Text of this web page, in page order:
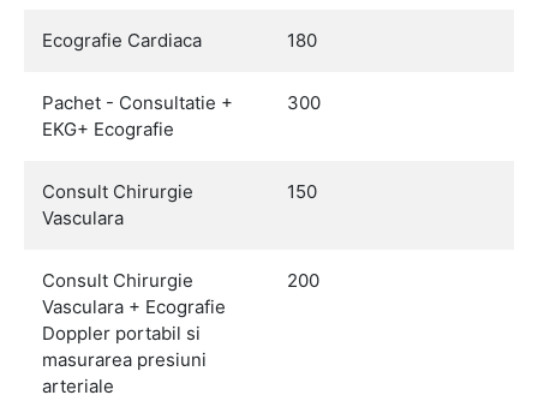
Ecografie Cardiaca 180
Pachet - Consultatie +
EKG+ Ecografie
300
Consult Chirurgie
Vasculara
150
Consult Chirurgie
Vasculara + Ecografie
Doppler portabil si
masurarea presiuni
arteriale
200